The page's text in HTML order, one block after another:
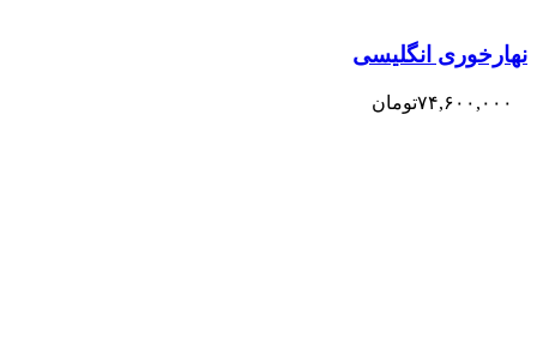
نهارخوری انگلیسی
۷۴,۶۰۰,۰۰۰تومان